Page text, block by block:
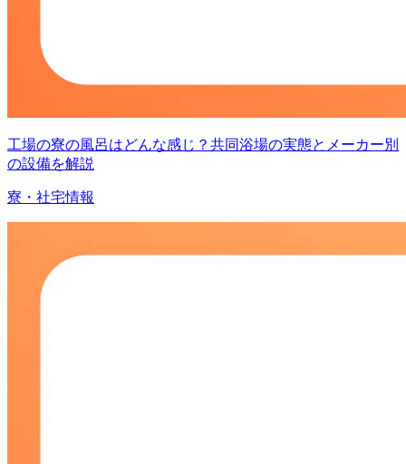
工場の寮の風呂はどんな感じ？共同浴場の実態とメーカー別
の設備を解説
寮・社宅情報